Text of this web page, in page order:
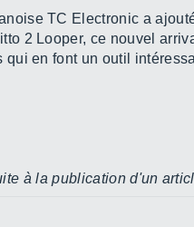
TC Electronic a
2 Looper, ce nouvel
qui en font un outil
à la publication d'un